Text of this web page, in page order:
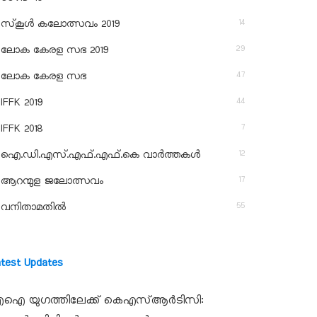
സ്‌കൂള്‍ കലോത്സവം 2019 14
ലോക കേരള സഭ 2019 29
ലോക കേരള സഭ 47
IFFK 2019 44
IFFK 2018 7
ഐ.ഡി.എസ്.എഫ്.എഫ്.കെ വാർത്തകൾ 12
ആറന്മുള ജലോത്സവം 17
വനിതാമതിൽ 55
Updates
യുഗത്തിലേക്ക് കെഎസ്ആർടിസി: